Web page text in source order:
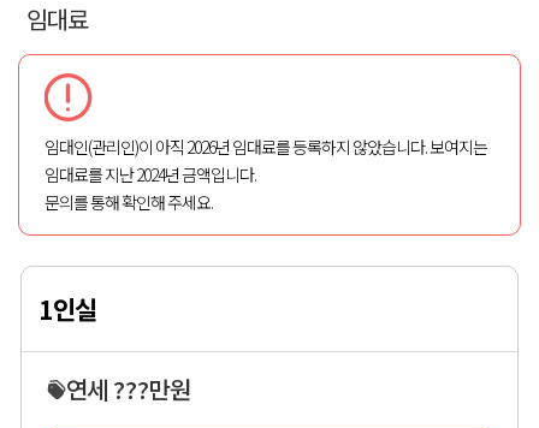
임대료
임대인(관리인)이 아직 2026년 임대료를 등록하지 않았습니다. 보여지는
임대료를 지난 2024년 금액입니다.
문의를 통해 확인해 주세요.
1인실
연세 ???만원